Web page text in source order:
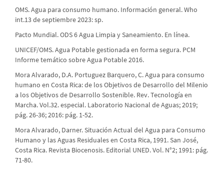
OMS. Agua para consumo humano. Información general. Who
int.13 de septiembre 2023: sp.
Pacto Mundial. ODS 6 Agua Limpia y Saneamiento. En línea.
UNICEF/OMS. Agua Potable gestionada en forma segura. PCM
Informe temático sobre Agua Potable 2016.
Mora Alvarado, D.A. Portuguez Barquero, C. Agua para consumo
humano en Costa Rica: de los Objetivos de Desarrollo del Milenio
a los Objetivos de Desarrollo Sostenible. Rev. Tecnología en
Marcha. Vol.32. especial. Laboratorio Nacional de Aguas; 2019;
pág. 26-36; 2016: pág. 1-52.
Mora Alvarado, Darner. Situación Actual del Agua para Consumo
Humano y las Aguas Residuales en Costa Rica, 1991. San José,
Costa Rica. Revista Biocenosis. Editorial UNED. Vol. N°2; 1991: pág.
71-80.